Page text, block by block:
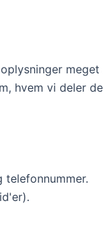
hvem vi deler
telefonnummer.